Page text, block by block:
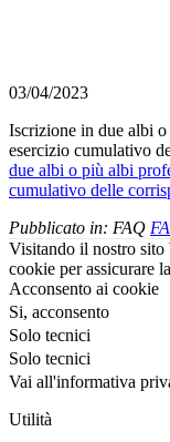
03/04/2023
Iscrizione in due albi
esercizio cumulativo
due albi o più albi
cumulativo delle
Pubblicato in: FAQ
Visitando il nostro sito
cookie per assicurare
Acconsento ai cookie
Si, acconsento
Solo tecnici
Solo tecnici
Vai all'informativa
Utilità